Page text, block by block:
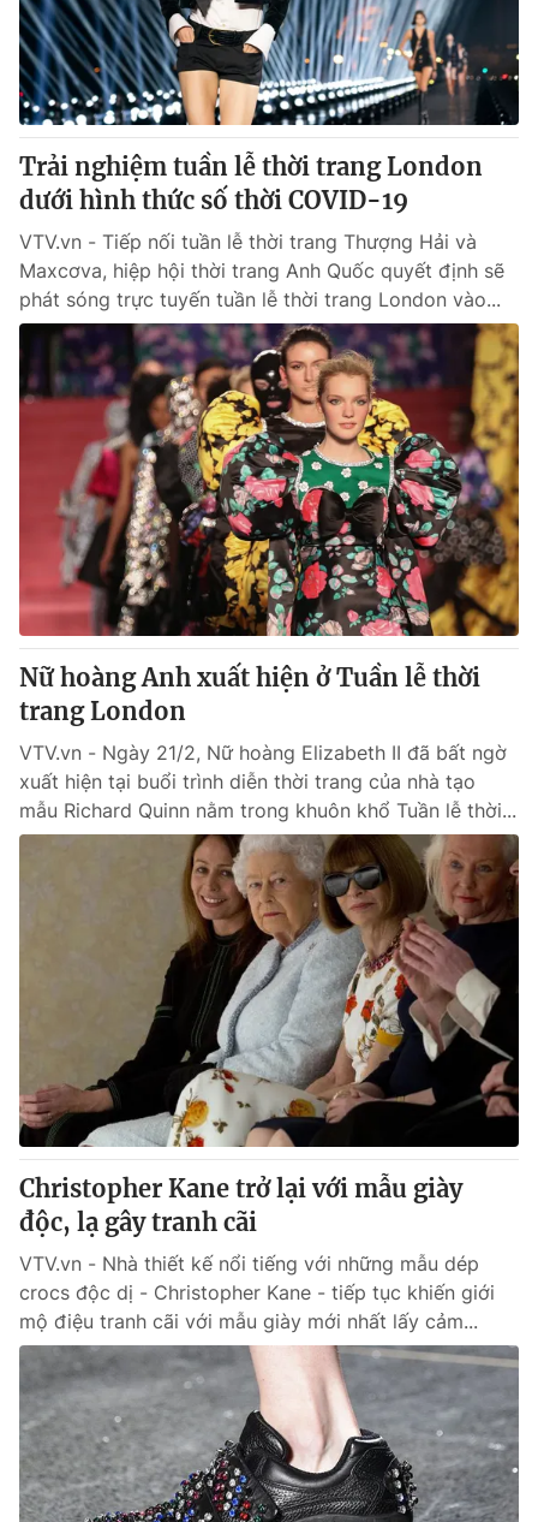
Thị trường 24h Tấm lòng Việt
VTV4 Vươn mình bằng AI
VTV9 VTV8
THỜI BÁO VTV
Theo dõi báo trên
Cơ quan chủ quản: Đài Truyền hình Việt Nam
Cơ quan báo chí:Thời báo VTV
Giấy phép hoạt động báo in và báo điện tử số 483/GP-BTTTT
cấp ngày 29/12/2023
Tổng Biên tập:
Vũ Thanh Thủy
Phó Tổng Biên tập:Nguyễn Thị Mỹ Hạnh, Phạm Quốc Thắng,
Nguyễn Trọng Ninh
Tổng đài VTV:024.38 355 931 - 024.38 355 932
Ðiện thoại Thời báo VTV:
024.66 897 897
Email:toasoan@vtv.vn
Liên hệ quảng cáo:024-7300.7108
® Cấm sao chép dưới mọi hình thức nếu không có sự chấp
thuận bằng văn bản. Ghi rõ nguồn VTV.vn khi phát hành lại
thông tin từ website này.
Trải nghiệm tuần lễ thời trang London
dưới hình thức số thời COVID-19
VTV.vn - Tiếp nối tuần lễ thời trang Thượng Hải và
Maxcơva, hiệp hội thời trang Anh Quốc quyết định sẽ
phát sóng trực tuyến tuần lễ thời trang London vào...
Nữ hoàng Anh xuất hiện ở Tuần lễ thời
trang London
VTV.vn - Ngày 21/2, Nữ hoàng Elizabeth II đã bất ngờ
xuất hiện tại buổi trình diễn thời trang của nhà tạo
mẫu Richard Quinn nằm trong khuôn khổ Tuần lễ thời...
Christopher Kane trở lại với mẫu giày
độc, lạ gây tranh cãi
VTV.vn - Nhà thiết kế nổi tiếng với những mẫu dép
crocs độc dị - Christopher Kane - tiếp tục khiến giới
mộ điệu tranh cãi với mẫu giày mới nhất lấy cảm...